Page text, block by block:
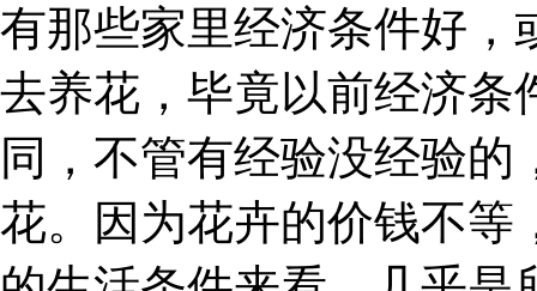
有那些家里经济条件好，
去养花，毕竟以前经济条
同，不管有经验没经验
花。因为花卉的价钱不等